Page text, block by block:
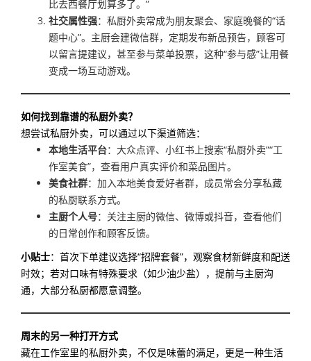
比去西餐厅划算多了。”
社交属性强：私厨外卖常成为朋友聚会、家庭晚餐的“话
题中心”。主厨会建微信群，定期发布新品预告，顾客可
以留言提建议，甚至参与菜单投票，这种“参与感”让用餐
变成一场互动游戏。
如何找到靠谱的私厨外卖？
想尝试私厨外卖，可以通过以下渠道筛选：
本地生活平台：大众点评、小红书上搜索“私厨外卖”“工
作室美食”，查看用户真实评价和菜品图片。
美食社群：加入本地美食爱好者群，成员常会分享私藏
的私厨联系方式。
主厨个人号：关注主厨的微信、微博或抖音，查看他们
的日常创作和顾客反馈。
小贴士：首次下单建议选择“招牌套餐”，观察食材新鲜度和配送
时效；若对口味有特殊要求（如少油少盐），提前与主厨沟
通，大部分私厨都愿意调整。
周末的另一种打开方式
藏在工作室里的私厨外卖，不仅是味蕾的满足，更是一种生活